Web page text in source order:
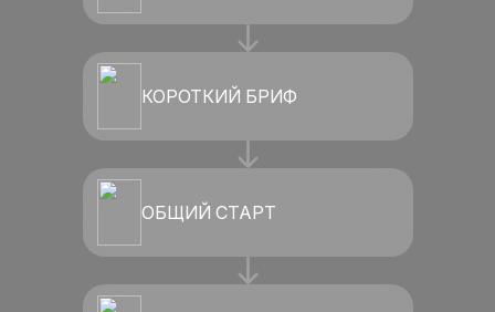
КОРОТКИЙ БРИФ
ОБЩИЙ СТАРТ